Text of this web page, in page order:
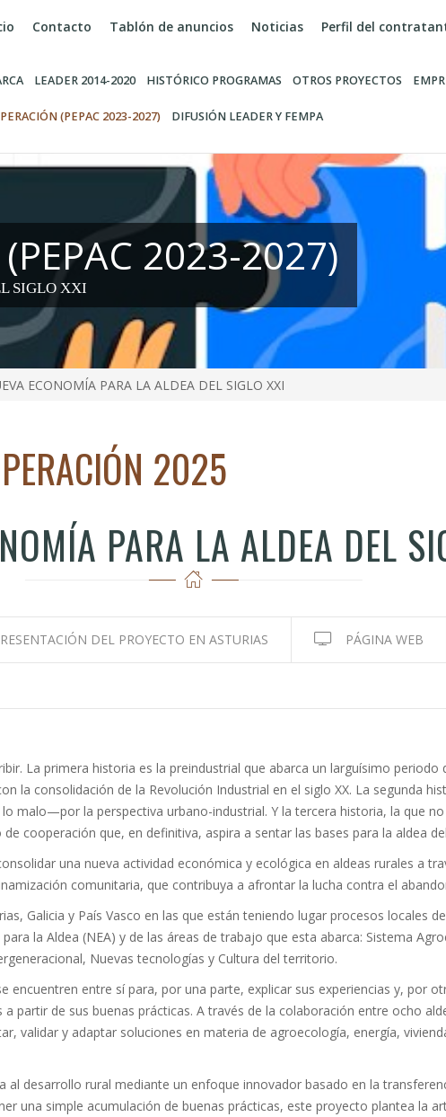
Contacto Tablón de anuncios Noticias Perfil del
LEADER 2014-2020 HISTÓRICO PROGRAMAS OTROS PROYECTOS
(PEPAC 2023-2027) DIFUSIÓN LEADER Y FEMPA
2023-2027)
SIGLO XXI
ECONOMÍA PARA LA ALDEA DEL SIGLO XXI
2025
PARA LA ALDEA DEL
DEL PROYECTO EN ASTURIAS PÁGINA WEB
La primera historia es la preindustrial que abarca un larguísimo periodo
la consolidación de la Revolución Industrial en el siglo XX. La segunda
malo—por la perspectiva urbano-industrial. Y la tercera historia, la que
cooperación que, en definitiva, aspira a sentar las bases para la aldea
una nueva actividad económica y ecológica en aldeas rurales a
comunitaria, que contribuya a afrontar la lucha contra el
Galicia y País Vasco en las que están teniendo lugar procesos locales
la Aldea (NEA) y de las áreas de trabajo que esta abarca: Sistema
Nuevas tecnologías y Cultura del territorio.
encuentren entre sí para, por una parte, explicar sus experiencias y, por
partir de sus buenas prácticas. A través de la colaboración entre ocho
validar y adaptar soluciones en materia de agroecología, energía,
al desarrollo rural mediante un enfoque innovador basado en la
una simple acumulación de buenas prácticas, este proyecto plantea la